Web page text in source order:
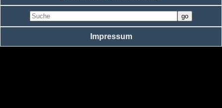
Impressum